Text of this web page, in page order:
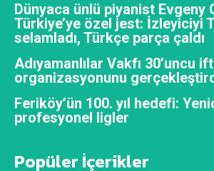
Dünyaca ünlü piyanist Evgeny
Türkiye’ye özel jest: İzleyiciyi
selamladı, Türkçe parça çaldı
Adıyamanlılar Vakfı 30’uncu
organizasyonunu
Feriköy’ün 100. yıl hedefi:
profesyonel ligler
Popüler İçerikler